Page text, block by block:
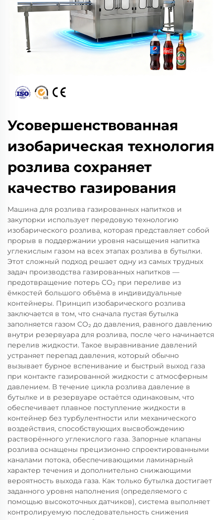
Усовершенствованная
изобарическая технология
розлива сохраняет
качество газирования
Машина для розлива газированных напитков и
закупорки использует передовую технологию
изобарического розлива, которая представляет собой
прорыв в поддержании уровня насыщения напитка
углекислым газом на всех этапах розлива в бутылки.
Этот сложный подход решает одну из самых трудных
задач производства газированных напитков —
предотвращение потерь CO₂ при переливе из
ёмкостей большого объёма в индивидуальные
контейнеры. Принцип изобарического розлива
заключается в том, что сначала пустая бутылка
заполняется газом CO₂ до давления, равного давлению
внутри резервуара для розлива, после чего начинается
перелив жидкости. Такое выравнивание давлений
устраняет перепад давления, который обычно
вызывает бурное вспенивание и быстрый выход газа
при контакте газированной жидкости с атмосферным
давлением. В течение цикла розлива давление в
бутылке и в резервуаре остаётся одинаковым, что
обеспечивает плавное поступление жидкости в
контейнер без турбулентности или механического
воздействия, способствующих высвобождению
растворённого углекислого газа. Запорные клапаны
розлива оснащены прецизионно спроектированными
каналами потока, обеспечивающими ламинарный
характер течения и дополнительно снижающими
вероятность выхода газа. Как только бутылка достигает
заданного уровня наполнения (определяемого с
помощью высокоточных датчиков), система выполняет
контролируемую последовательность снижения